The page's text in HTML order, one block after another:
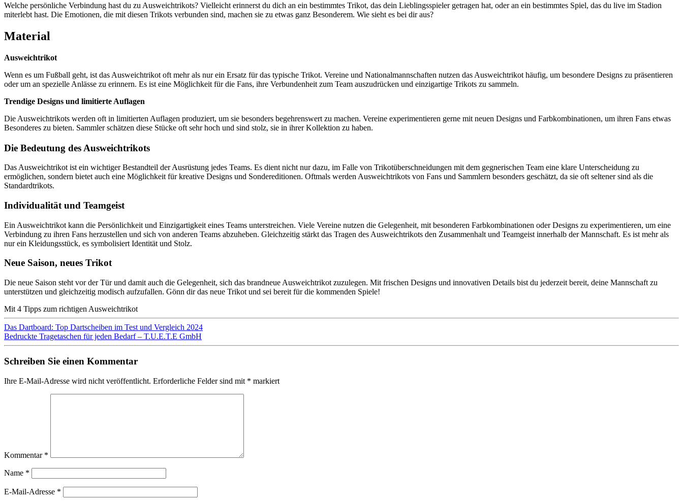
Welche persönliche Verbindung hast du zu Ausweichtrikots? Vielleicht erinnerst du dich an ein bestimmtes Trikot, das dein Lieblingsspieler getragen hat, oder an ein bestimmtes Spiel, das du live im Stadion
miterlebt hast. Die Emotionen, die mit diesen Trikots verbunden sind, machen sie zu etwas ganz Besonderem. Wie sieht es bei dir aus?
Material
Ausweichtrikot
Wenn es um Fußball geht, ist das Ausweichtrikot oft mehr als nur ein Ersatz für das typische Trikot. Vereine und Nationalmannschaften nutzen das Ausweichtrikot häufig, um besondere Designs zu präsentieren
oder um an spezielle Anlässe zu erinnern. Es ist eine Möglichkeit für die Fans, ihre Verbundenheit zum Team auszudrücken und einzigartige Trikots zu sammeln.
Trendige Designs und limitierte Auflagen
Die Ausweichtrikots werden oft in limitierten Auflagen produziert, um sie besonders begehrenswert zu machen. Vereine experimentieren gerne mit neuen Designs und Farbkombinationen, um ihren Fans etwas
Besonderes zu bieten. Sammler schätzen diese Stücke oft sehr hoch und sind stolz, sie in ihrer Kollektion zu haben.
Die Bedeutung des Ausweichtrikots
Das Ausweichtrikot ist ein wichtiger Bestandteil der Ausrüstung jedes Teams. Es dient nicht nur dazu, im Falle von Trikotüberschneidungen mit dem gegnerischen Team eine klare Unterscheidung zu
ermöglichen, sondern bietet auch eine Möglichkeit für kreative Designs und Sondereditionen. Oftmals werden Ausweichtrikots von Fans und Sammlern besonders geschätzt, da sie oft seltener sind als die
Standardtrikots.
Individualität und Teamgeist
Ein Ausweichtrikot kann die Persönlichkeit und Einzigartigkeit eines Teams unterstreichen. Viele Vereine nutzen die Gelegenheit, mit besonderen Farbkombinationen oder Designs zu experimentieren, um eine
Verbindung zu ihren Fans herzustellen und sich von anderen Teams abzuheben. Gleichzeitig stärkt das Tragen des Ausweichtrikots den Zusammenhalt und Teamgeist innerhalb der Mannschaft. Es ist mehr als
nur ein Kleidungsstück, es symbolisiert Identität und Stolz.
Neue Saison, neues Trikot
Die neue Saison steht vor der Tür und damit auch die Gelegenheit, sich das brandneue Ausweichtrikot zuzulegen. Mit frischen Designs und innovativen Details bist du jederzeit bereit, deine Mannschaft zu
unterstützen und gleichzeitig modisch aufzufallen. Gönn dir das neue Trikot und sei bereit für die kommenden Spiele!
Mit 4 Tipps zum richtigen Ausweichtrikot
Beitragsnavigation
Das Dartboard: Top Dartscheiben im Test und Vergleich 2024
Bedruckte Tragetaschen für jeden Bedarf – T.U.E.T.E GmbH
Schreiben Sie einen Kommentar
Ihre E-Mail-Adresse wird nicht veröffentlicht. Erforderliche Felder sind mit * markiert
Kommentar *
Name *
E-Mail-Adresse *